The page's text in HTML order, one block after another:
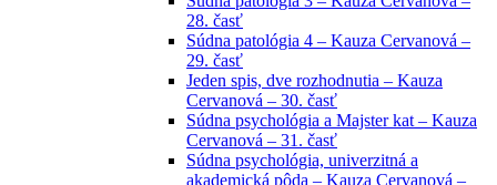
28. časť
Súdna patológia 4 – Kauza Cervanová –
29. časť
Jeden spis, dve rozhodnutia – Kauza
Cervanová – 30. časť
Súdna psychológia a Majster kat – Kauza
Cervanová – 31. časť
Súdna psychológia, univerzitná a
akademická pôda – Kauza Cervanová –